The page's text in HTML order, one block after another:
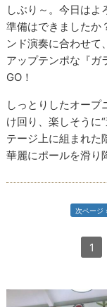
しぶり～。今日は
準備はできましたか
ンド演奏に合わせて
アップテンポな『ガ
GO！
しっとりしたオー
け回り、楽しそうに
テージ上に組まれた
華麗にポールを滑り
次ページ
1